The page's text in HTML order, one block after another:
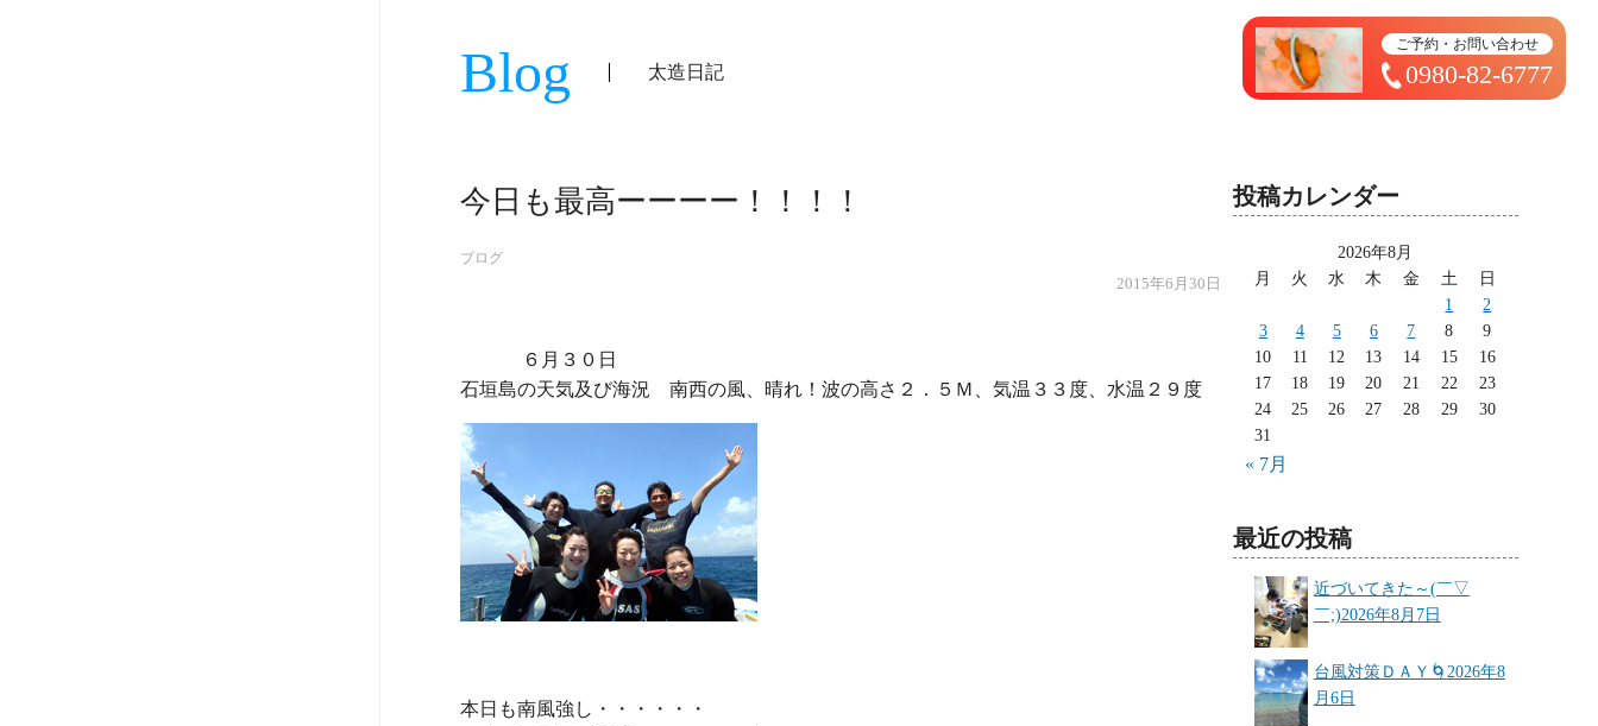
ご予約・お問い合わせ
0980-82-6777
トップページ ＞ 太造日記
Blog 太造日記
今日も最高ーーーー！！！！
ブログ
2015年6月30日
本日も南風強し・・・・・・
投稿カレンダー
2026年8月
月
火 水 木 金 土
日
1
2
3
4 5 6 7 8
9
10
11 12 13 14 15
16
17
18 19 20 21 22
23
24
25 26 27 28 29
30
31
« 7月
最近の投稿
近づいてきた～(￣▽
￣;)2026年8月7日
台風対策ＤＡＹ🌀 2026年8
月6日